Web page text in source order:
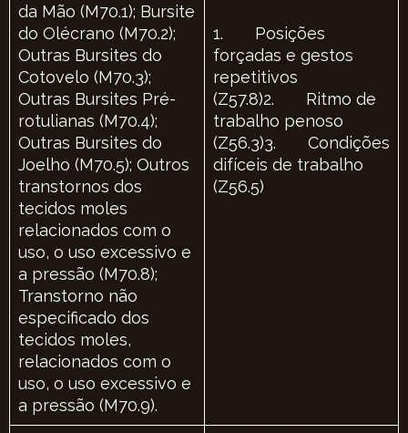
da Mão (M70.1); Bursite
do Olécrano (M70.2);
Outras Bursites do
Cotovelo (M70.3);
Outras Bursites Pré-
rotulianas (M70.4);
Outras Bursites do
Joelho (M70.5); Outros
transtornos dos
tecidos moles
relacionados com o
uso, o uso excessivo e
a pressão (M70.8);
Transtorno não
especificado dos
tecidos moles,
relacionados com o
uso, o uso excessivo e
a pressão (M70.9).
1. Posições
forçadas e gestos
repetitivos
(Z57.8)2. Ritmo de
trabalho penoso
(Z56.3)3. Condições
difíceis de trabalho
(Z56.5)